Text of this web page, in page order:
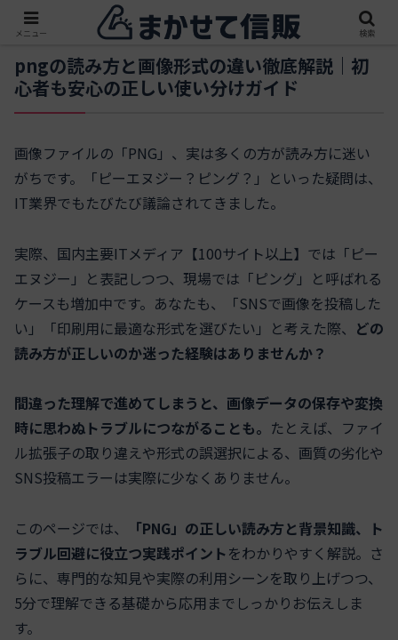
pngの読み方と画像形式の違い徹底解説｜初
心者も安心の正しい使い分けガイド
画像ファイルの「PNG」、実は多くの方が読み方に迷い
がちです。「ピーエヌジー？ピング？」といった疑問は、
IT業界でもたびたび議論されてきました。
実際、国内主要ITメディア【100サイト以上】では「ピー
エヌジー」と表記しつつ、現場では「ピング」と呼ばれる
ケースも増加中です。あなたも、「SNSで画像を投稿した
い」「印刷用に最適な形式を選びたい」と考えた際、 どの
読み方が正しいのか迷った経験はありませんか？
間違った理解で進めてしまうと、画像データの保存や変換
時に思わぬトラブルにつながることも。 たとえば、ファイ
ル拡張子の取り違えや形式の誤選択による、画質の劣化や
SNS投稿エラーは実際に少なくありません。
このページでは、
「PNG」の正しい読み方と背景知識、ト
ラブル回避に役立つ実践ポイントをわかりやすく解説。さ
らに、専門的な知見や実際の利用シーンを取り上げつつ、
5分で理解できる基礎から応用までしっかりお伝えしま
す。
メニュー 検索